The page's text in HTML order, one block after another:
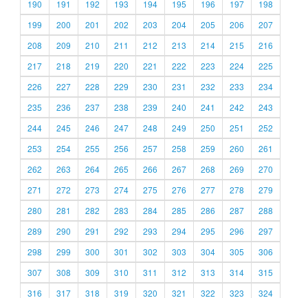
190
191 192 193 194 195 196 197
198
199
200 201 202 203 204 205 206
207
208
209 210 211 212 213 214 215
216
217
218 219 220 221 222 223 224
225
226
227 228 229 230 231 232 233
234
235
236 237 238 239 240 241 242
243
244
245 246 247 248 249 250 251
252
253
254 255 256 257 258 259 260
261
262
263 264 265 266 267 268 269
270
271
272 273 274 275 276 277 278
279
280
281 282 283 284 285 286 287
288
289
290 291 292 293 294 295 296
297
298
299 300 301 302 303 304 305
306
307
308 309 310 311 312 313 314
315
316
317 318 319 320 321 322 323 324